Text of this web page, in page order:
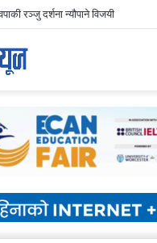
४२ स्थानमा रास्वपा अगाडि